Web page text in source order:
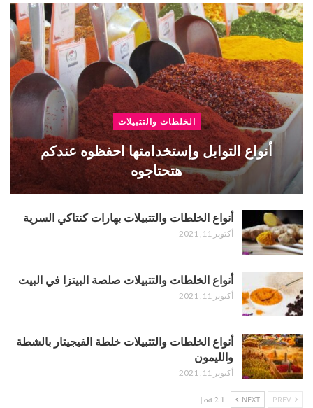
الخلطات والتتبيلات
أنواع التوابل وإستخدامتها احفظوه عندكم
هتحتاجوه
أنواع الخلطات والتتبيلات بهارات كنتاكي السرية
أكتوبر 11, 2021
أنواع الخلطات والتتبيلات صلصة البيتزا في البيت
أكتوبر 11, 2021
أنواع الخلطات والتتبيلات خلطة الفيجيتار بالشطة
والليمون
أكتوبر 11, 2021
NEXT
1 od 2 |